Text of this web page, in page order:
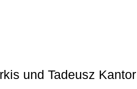
und Tadeusz Kantor